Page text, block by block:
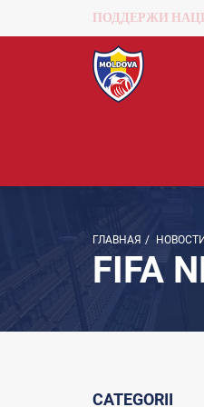
ПОДДЕРЖИ
ГЛАВНАЯ / НОВОСТИ
FIFA
CATEGORII